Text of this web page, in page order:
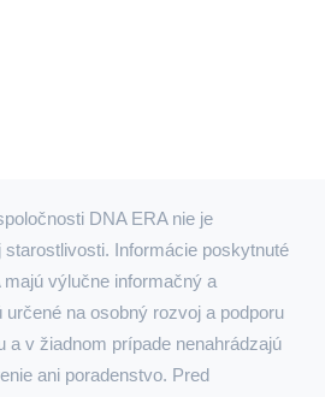
DNA ERA nie je
Informácie poskytnuté
výlučne informačný a
na osobný rozvoj a podporu
a v žiadnom prípade nenahrádzajú
ani poradenstvo. Pred